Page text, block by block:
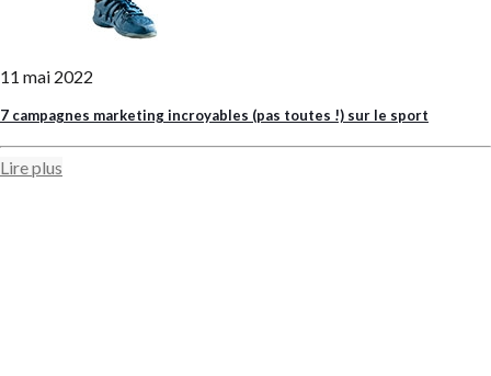
11 mai 2022
7 campagnes marketing incroyables (pas toutes !) sur le sport
Lire plus